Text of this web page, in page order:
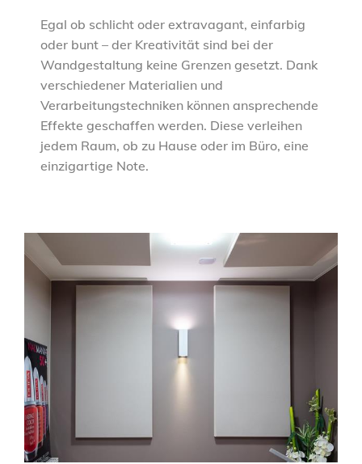
Egal ob schlicht oder extravagant, einfarbig
oder bunt – der Kreativität sind bei der
Wandgestaltung keine Grenzen gesetzt. Dank
verschiedener Materialien und
Verarbeitungstechniken können ansprechende
Effekte geschaffen werden. Diese verleihen
jedem Raum, ob zu Hause oder im Büro, eine
einzigartige Note.